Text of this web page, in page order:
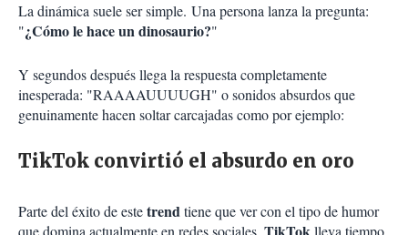
La dinámica suele ser simple. Una persona lanza la pregunta:
"¿Cómo le hace un dinosaurio?"
Y segundos después llega la respuesta completamente
inesperada: "RAAAAUUUUGH" o sonidos absurdos que
genuinamente hacen soltar carcajadas como por ejemplo:
TikTok convirtió el absurdo en oro
Parte del éxito de estetrendtiene que ver con el tipo de humor